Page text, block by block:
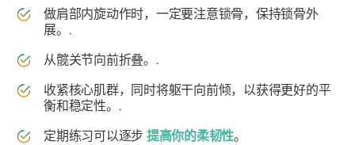
做肩部内旋动作时，一定要注意锁骨，保持锁骨外
展。.
从髋关节向前折叠。.
收紧核心肌群，同时将躯干向前倾，以获得更好的平
衡和稳定性。.
定期练习可以逐步 提高你的柔韧性。